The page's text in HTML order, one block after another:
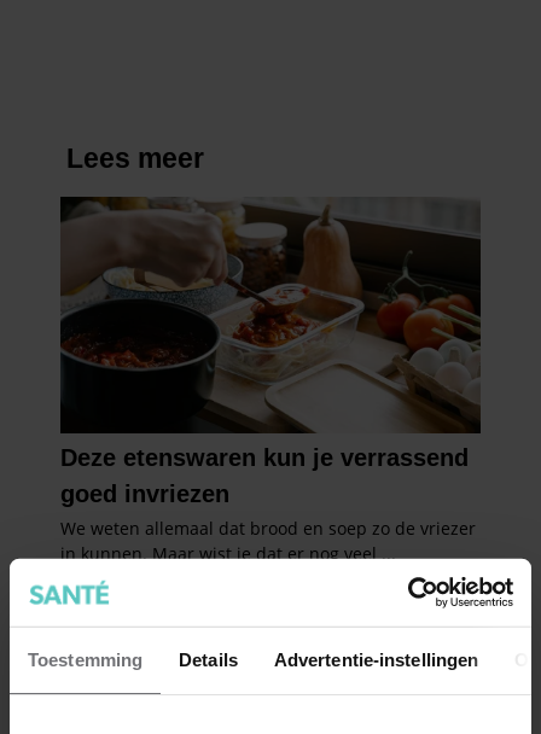
Toestemming Details Advertentie-instellingen